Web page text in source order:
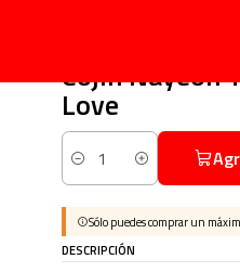
Cojín Nayeon
Love
Cantidad
Sólo puedes comprar un
DESCRIPCIÓN